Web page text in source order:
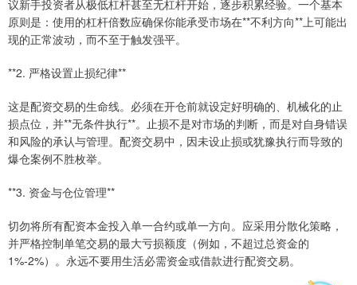
议新手投资者从极低杠杆甚至无杠杆开始，逐步积累经验。一个基本
原则是：使用的杠杆倍数应确保你能承受市场在**不利方向**上可能出
现的正常波动，而不至于触发强平。
**2. 严格设置止损纪律**
这是配资交易的生命线。必须在开仓前就设定好明确的、机械化的止
损点位，并**无条件执行**。止损不是对市场的判断，而是对自身错误
和风险的承认与管理。配资交易中，因未设止损或犹豫执行而导致的
爆仓案例不胜枚举。
**3. 资金与仓位管理**
切勿将所有配资本金投入单一合约或单一方向。应采用分散化策略，
并严格控制单笔交易的最大亏损额度（例如，不超过总资金的
1%-2%）。永远不要用生活必需资金或借款进行配资交易。